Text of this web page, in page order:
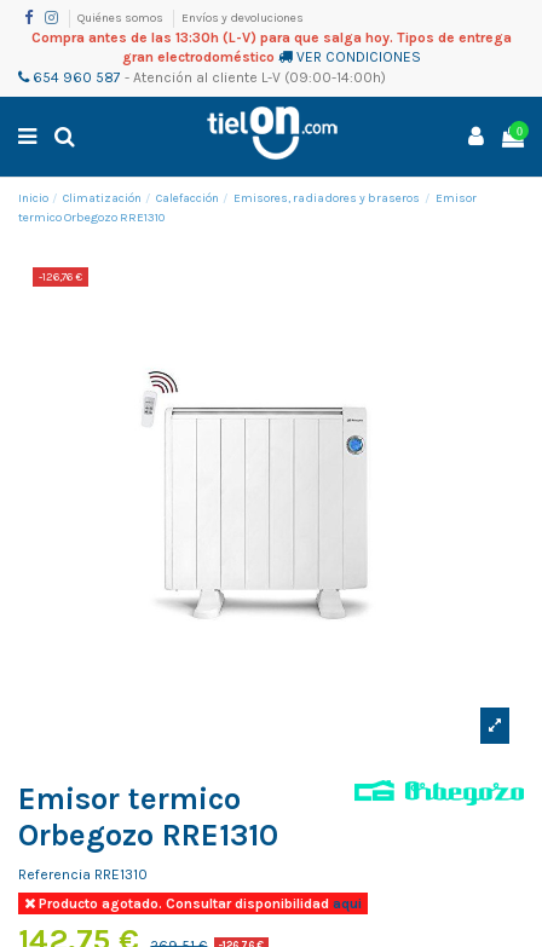
Quiénes somos Envíos y devoluciones
Compra antes de las 13:30h (L-V) para que salga hoy. Tipos de entrega
gran electrodoméstico
VER CONDICIONES
654 960 587 - Atención al cliente L-V (09:00-14:00h)
0
Inicio Climatización Calefacción Emisores, radiadores y braseros
Emisor
termico Orbegozo RRE1310
-126,76 €
Emisor termico
Orbegozo RRE1310
Referencia RRE1310
Producto agotado. Consultar disponibilidadaqui